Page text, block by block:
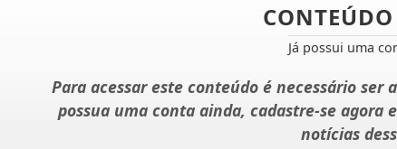
Já possui uma
Para acessar este conteúdo é necessário ser
possua uma conta ainda, cadastre-se agora
notícias